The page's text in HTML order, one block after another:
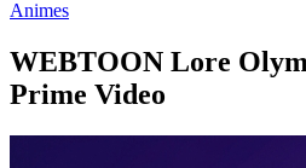
Animes
WEBTOON Lore
Prime Video